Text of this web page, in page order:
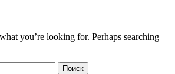
you’re looking for. Perhaps searching